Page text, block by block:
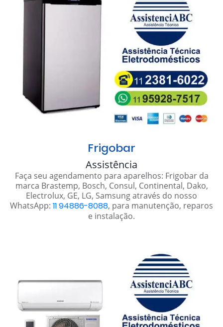
Frigobar
Assistência
Faça seu agendamento para aparelhos: Frigobar da
marca Brastemp, Bosch, Consul, Continental, Dako,
Electrolux, GE, LG, Samsung através do nosso
WhatsApp: 11 94886-8088, para manutenção, reparos
e instalação.